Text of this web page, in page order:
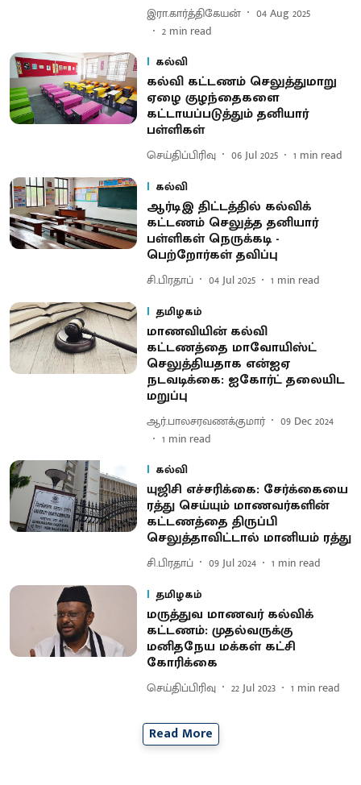
இரா.கார்த்திகேயன்
04 Aug 2025
2 min read
கல்வி
கல்வி கட்டணம் செலுத்துமாறு
ஏழை குழந்தைகளை
கட்டாயப்படுத்தும் தனியார்
பள்ளிகள்
செய்திப்பிரிவு 06 Jul 2025 1 min read
கல்வி
ஆர்டிஇ திட்டத்தில் கல்விக்
கட்டணம் செலுத்த தனியார்
பள்ளிகள் நெருக்கடி -
பெற்றோர்கள் தவிப்பு
சி.பிரதாப் 04 Jul 2025 1 min read
தமிழகம்
மாணவியின் கல்வி
கட்டணத்தை மாவோயிஸ்ட்
செலுத்தியதாக என்ஐஏ
நடவடிக்கை: ஐகோர்ட் தலையிட
மறுப்பு
ஆர்.பாலசரவணக்குமார்
09 Dec 2024
1 min read
கல்வி
யுஜிசி எச்சரிக்கை: சேர்க்கையை
ரத்து செய்யும் மாணவர்களின்
கட்டணத்தை திருப்பி
செலுத்தாவிட்டால் மானியம் ரத்து
சி.பிரதாப் 09 Jul 2024 1 min read
தமிழகம்
மருத்துவ மாணவர் கல்விக்
கட்டணம்: முதல்வருக்கு
மனிதநேய மக்கள் கட்சி
கோரிக்கை
செய்திப்பிரிவு 22 Jul 2023 1 min read
Read More